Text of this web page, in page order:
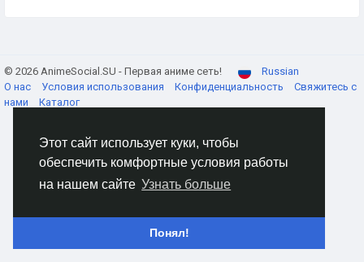
Этот сайт использует куки, чтобы
обеспечить комфортные условия работы
на нашем сайте Узнать больше
Понял!
© 2026 AnimeSocial.SU - Первая аниме сеть!
Russian
О нас
Условия использования Конфиденциальность
Свяжитесь с
нами
Каталог